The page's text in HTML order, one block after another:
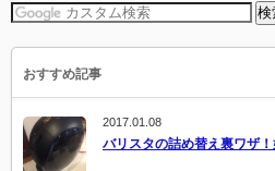
おすすめ記事
2017.01.08
バリスタの詰め替え裏ワザ